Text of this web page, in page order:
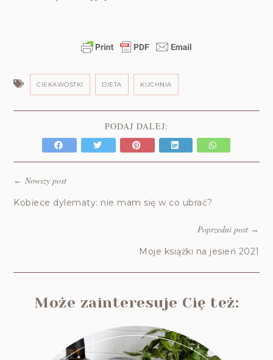
CIEKAWOSTKI DIETA KUCHNIA
PODAJ DALEJ:
←Nowszy post
Kobiece dylematy: nie mam się w co ubrać?
Poprzedni post→
Moje książki na jesień 2021
Może zainteresuje Cię też: